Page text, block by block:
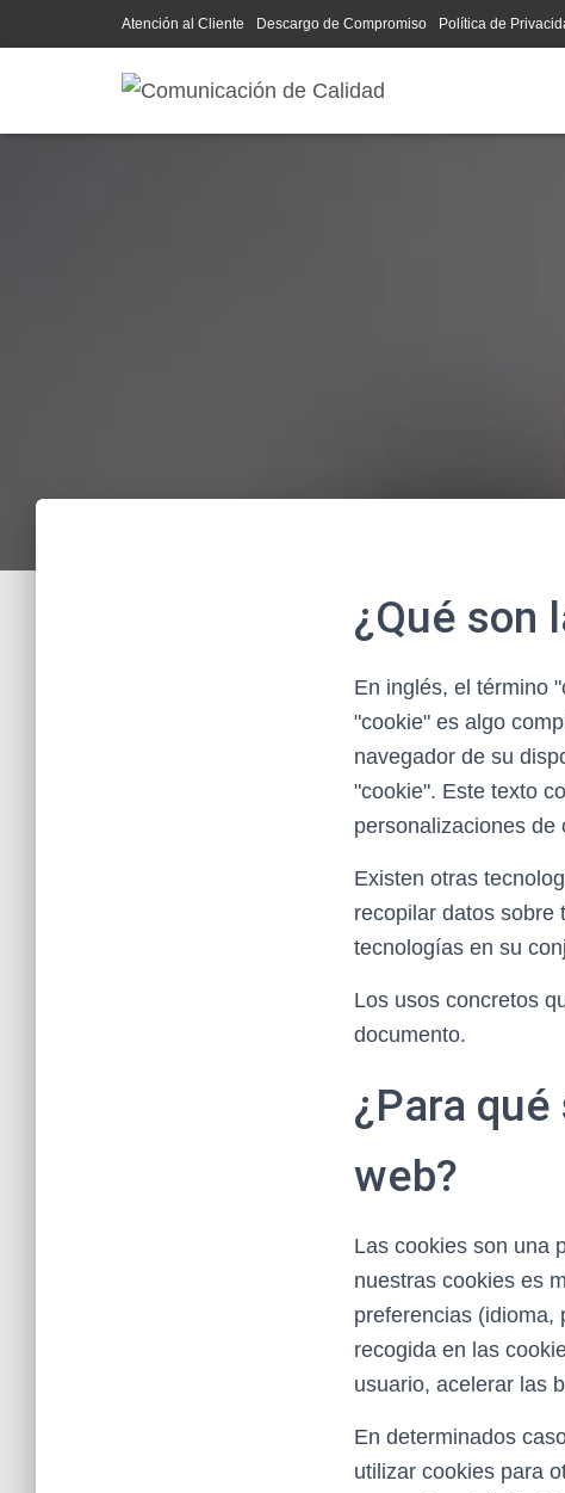
Atención al Cliente Descargo de Compromiso Política de
¿Qué son
En inglés, el término
"cookie" es algo
navegador de su
"cookie". Este texto
personalizaciones de
Existen otras
recopilar datos sobre
tecnologías en su
Los usos concretos
documento.
¿Para
web?
Las cookies son una
nuestras cookies es
preferencias (idioma,
recogida en las
usuario, acelerar las
En determinados
utilizar cookies para